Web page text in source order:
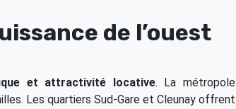
de l’ouest
et attractivité locative. La métropole
Les quartiers Sud-Gare et Cleunay offrent